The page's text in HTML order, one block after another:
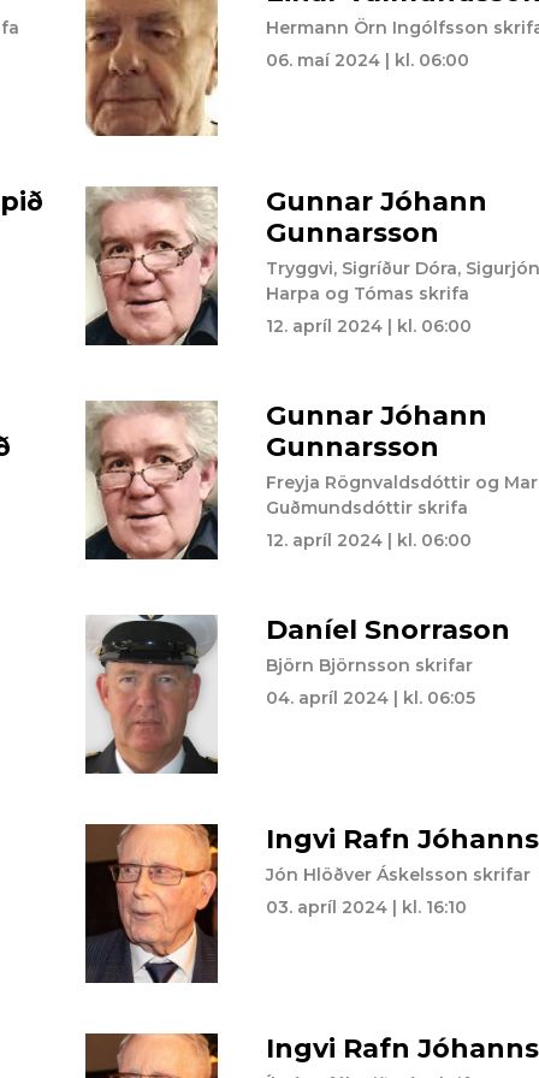
Hermann Örn Ingólfsson
06. maí 2024 | kl. 06:00
Gunnar Jóhann
Gunnarsson
Tryggvi, Sigríður Dóra,
Harpa og Tómas skrifa
12. apríl 2024 | kl. 06:00
Gunnar Jóhann
Gunnarsson
Freyja Rögnvaldsdóttir og
Guðmundsdóttir skrifa
12. apríl 2024 | kl. 06:00
Daníel Snorrason
Björn Björnsson skrifar
04. apríl 2024 | kl. 06:05
Ingvi Rafn
Jón Hlöðver Áskelsson skrifar
03. apríl 2024 | kl. 16:10
Ingvi Rafn